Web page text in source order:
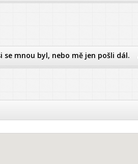
mnou byl, nebo mě jen pošli dál.